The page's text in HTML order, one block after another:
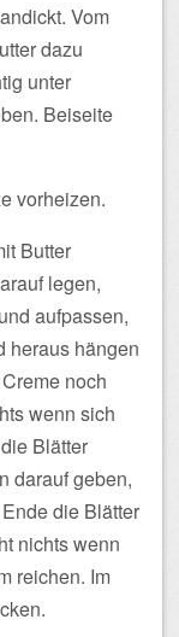
Vom
dazu
unter
Beiseite
vorheizen.
Butter
legen,
aufpassen,
heraus hängen
noch
wenn sich
Blätter
darauf geben,
die Blätter
nichts wenn
reichen. Im